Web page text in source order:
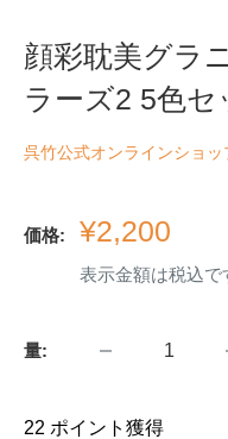
顔彩耽美グラ
ラーズ2 5色セ
呉竹公式オンラインショッ
価格:
販
売
価
¥2,200
表示金額は税込で
量:
22 ポイント獲得